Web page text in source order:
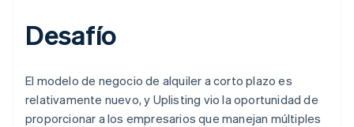
Descubre cómo Stripe construye la infraestructura
Desafío
El modelo de negocio de alquiler a corto plazo es
relativamente nuevo, y Uplisting vio la oportunidad de
proporcionar a los empresarios que manejan múltiples